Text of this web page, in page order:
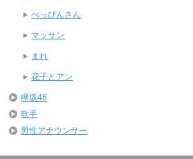
べっぴんさん
マッサン
まれ
花子とアン
欅坂46
歌手
男性アナウンサー